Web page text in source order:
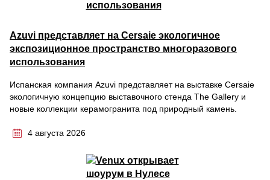
Azuvi представляет на Cersaie экологичное
экспозиционное пространство многоразового
использования
Испанская компания Azuvi представляет на выставке Cersaie
экологичную концепцию выставочного стенда The Gallery и
новые коллекции керамогранита под природный камень.
4 августа 2026